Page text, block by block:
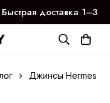
доставка 1–3
Джинсы Hermes